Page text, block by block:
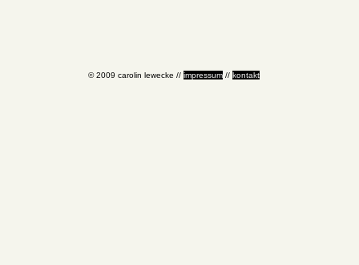
© 2009 carolin lewecke // impressum // kontakt